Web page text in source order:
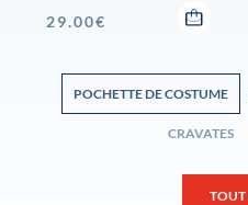
POCHETTE DE COSTUME
CRAVATES
29.00€